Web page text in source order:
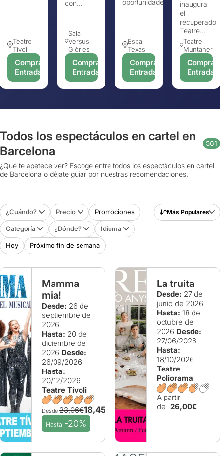
Teatre
Tívoli
Comprar
Entradas
con...
Sala
Versus
Glòries
Comprar
Entradas
oportunidades,...
Espai
Texas
Comprar
Entradas
inaugura
el
recuperado
Teatre...
Teatre
Muntaner
Comprar
Entradas
Todos los espectáculos en cartel en
Barcelona
561
¿Qué te apetece ver? Escoge entre todos los espectáculos en cartel
de Barcelona o déjate guiar por nuestras recomendaciones.
¿Cuándo? Precio Promociones
Categoría ¿Dónde? Idioma
Hoy Próximo fin de semana
Más Populares
Mamma
mia!
Desde: 26 de
septiembre de
2026
Hasta: 20 de
diciembre de
2026 Desde:
26/09/2026
Hasta:
20/12/2026
Teatre Tívoli
Desde23,06€18,45€
Hasta -20%
La truita
Desde: 27 de
junio de 2026
Hasta: 18 de
octubre de
2026 Desde:
27/06/2026
Hasta:
18/10/2026
Teatre
Poliorama
A partir
de
26,00€